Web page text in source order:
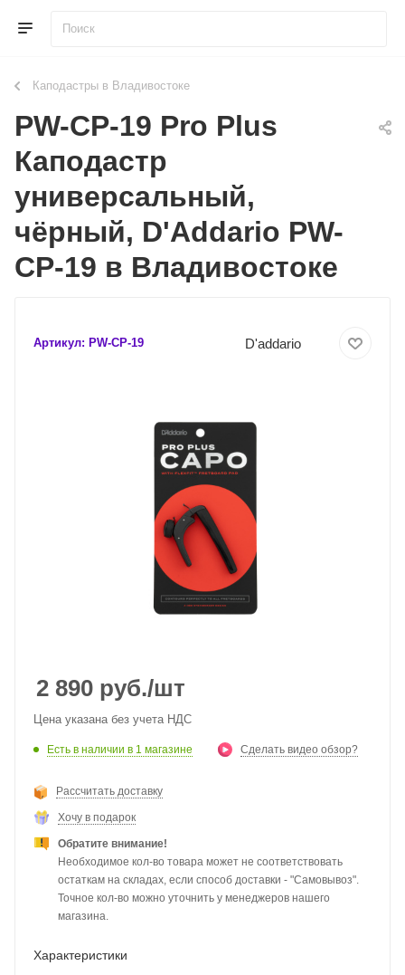
Каподастры в Владивостоке
PW-CP-19 Pro Plus
Каподастр
универсальный,
чёрный, D'Addario PW-
CP-19 в Владивостоке
Артикул: PW-CP-19 D'addario
2 890 руб./шт
Цена указана без учета НДС
Есть в наличии в 1 магазине Сделать видео обзор?
Рассчитать доставку
Хочу в подарок
Обратите внимание!
Необходимое кол-во товара может не соответствовать
остаткам на складах, если способ доставки - "Самовывоз".
Точное кол-во можно уточнить у менеджеров нашего
магазина.
Характеристики